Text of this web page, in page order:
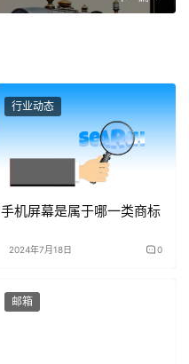
行业动态
手机屏幕是属于哪一类商标
2024年7月18日 0
邮箱